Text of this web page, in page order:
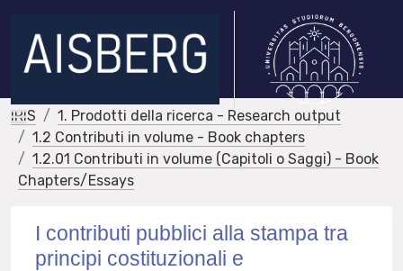
IRIS
1. Prodotti della ricerca - Research output
1.2 Contributi in volume - Book chapters
1.2.01 Contributi in volume (Capitoli o Saggi) - Book
Chapters/Essays
I contributi pubblici alla stampa tra
principi costituzionali e